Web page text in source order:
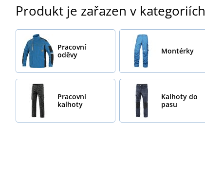
Produkt je zařazen v kategoriích
Pracovní
oděvy
Montérky
Pracovní
kalhoty
Kalhoty do
pasu